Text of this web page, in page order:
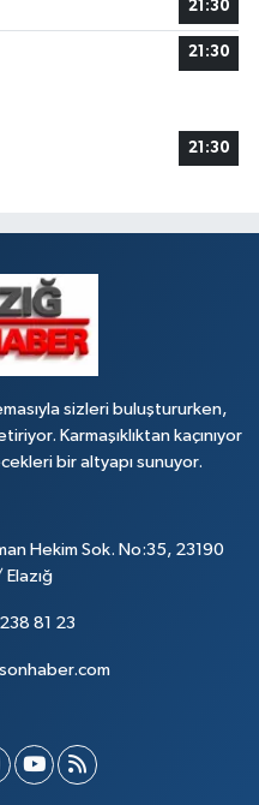
21:30
21:30
21:30
sizleri buluştururken,
Karmaşıklıktan kaçınıyor
bir altyapı sunuyor.
Hekim Sok. No:35, 23190
81 23